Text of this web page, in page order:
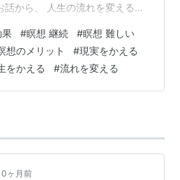
話から、 人生の流れを変える方
安やストレスをどうにかした
人生、望むものにしたい、 と思
のに、 なかなか変わらな
えるには、 根性や努力でどうに
#瞑想 継続 #瞑想 難しい
想のメリット #現実をかえる
をかえる #流れを変える
ヶ月前